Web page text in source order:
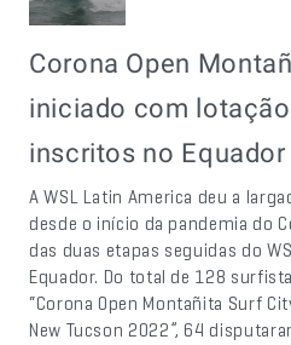
Corona Open
iniciado com
inscritos no Equador
A WSL Latin America deu a
desde o início da pandemia do
das duas etapas seguidas do
Equador. Do total de 128
“Corona Open Montañita Surf
New Tucson 2022”, 64